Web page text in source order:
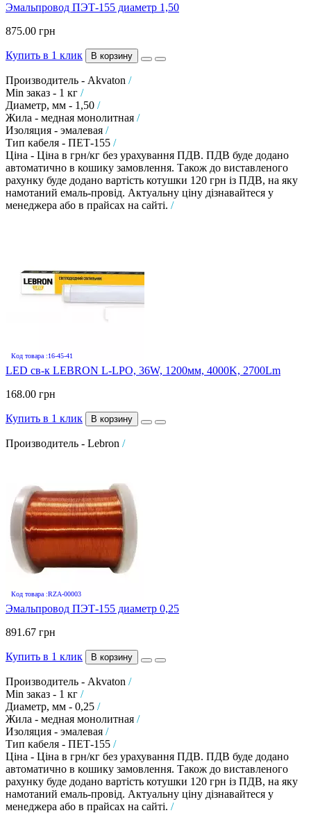
Эмальпровод ПЭТ-155 диаметр 1,50
875.00 грн
Купить в 1 клик В корзину
Производитель - Akvaton /
Min заказ - 1 кг /
Диаметр, мм - 1,50 /
Жила - медная монолитная /
Изоляция - эмалевая /
Тип кабеля - ПЕТ-155 /
Ціна - Ціна в грн/кг без урахування ПДВ. ПДВ буде додано
автоматично в кошику замовлення. Також до виставленого
рахунку буде додано вартість котушки 120 грн із ПДВ, на яку
намотаний емаль-провід. Актуальну ціну дізнавайтеся у
менеджера або в прайсах на сайті. /
Код товара :16-45-41
LED св-к LEBRON L-LPO, 36W, 1200мм, 4000K, 2700Lm
168.00 грн
Купить в 1 клик В корзину
Производитель - Lebron /
Код товара :RZA-00003
Эмальпровод ПЭТ-155 диаметр 0,25
891.67 грн
Купить в 1 клик В корзину
Производитель - Akvaton /
Min заказ - 1 кг /
Диаметр, мм - 0,25 /
Жила - медная монолитная /
Изоляция - эмалевая /
Тип кабеля - ПЕТ-155 /
Ціна - Ціна в грн/кг без урахування ПДВ. ПДВ буде додано
автоматично в кошику замовлення. Також до виставленого
рахунку буде додано вартість котушки 120 грн із ПДВ, на яку
намотаний емаль-провід. Актуальну ціну дізнавайтеся у
менеджера або в прайсах на сайті. /